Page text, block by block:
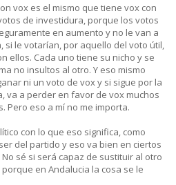
vox es el mismo que tiene vox con
de investidura, porque los votos
en aumento y no le van a
le votarían, por aquello del voto útil,
ellos. Cada uno tiene su nicho y se
no insultos al otro. Y eso mismo
ni un voto de vox y si sigue por la
va a perder en favor de vox muchos
Pero eso a mí no me importa.
con lo que eso significa, como
del partido y eso va bien en ciertos
sé si será capaz de sustituir al otro
en Andalucia la cosa se le